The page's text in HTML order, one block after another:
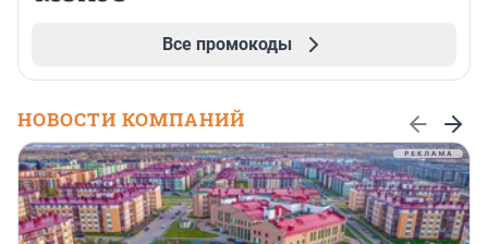
Все промокоды
НОВОСТИ КОМПАНИЙ